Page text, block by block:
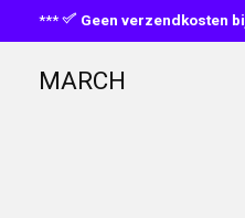
*** Geen verzendkosten
MARCH